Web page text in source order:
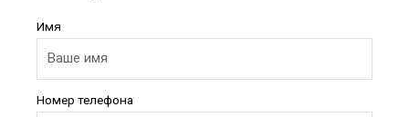
Имя
Номер телефона